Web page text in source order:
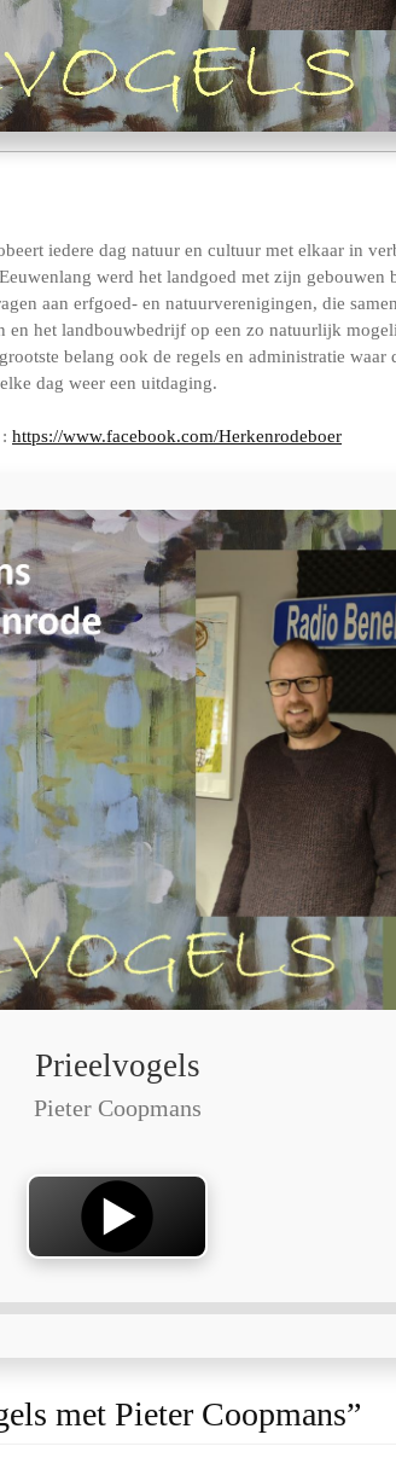
iedere dag natuur en cultuur met elkaar in
werd het landgoed met zijn gebouwen
aan erfgoed- en natuurverenigingen, die
en het landbouwbedrijf op een zo natuurlijk
belang ook de regels en administratie waar
dag weer een uitdaging.
https://www.facebook.com/Herkenrodeboer
Prieelvogels
Pieter Coopmans
met Pieter Coopmans”